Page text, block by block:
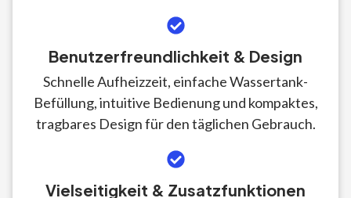
Benutzerfreundlichkeit & Design
Schnelle Aufheizzeit, einfache Wassertank-
Befüllung, intuitive Bedienung und kompaktes,
tragbares Design für den täglichen Gebrauch.
Vielseitigkeit & Zusatzfunktionen